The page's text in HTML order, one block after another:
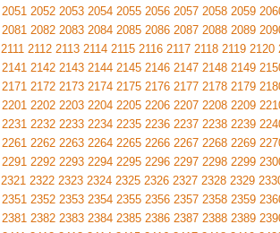
2051 2052 2053 2054 2055 2056 2057 2058 2059
2081 2082 2083 2084 2085 2086 2087 2088 2089
2111 2112 2113 2114 2115 2116 2117 2118 2119 2120
2141 2142 2143 2144 2145 2146 2147 2148 2149
2171 2172 2173 2174 2175 2176 2177 2178 2179
2201 2202 2203 2204 2205 2206 2207 2208 2209
2231 2232 2233 2234 2235 2236 2237 2238 2239
2261 2262 2263 2264 2265 2266 2267 2268 2269
2291 2292 2293 2294 2295 2296 2297 2298 2299
2321 2322 2323 2324 2325 2326 2327 2328 2329
2351 2352 2353 2354 2355 2356 2357 2358 2359
2381 2382 2383 2384 2385 2386 2387 2388 2389